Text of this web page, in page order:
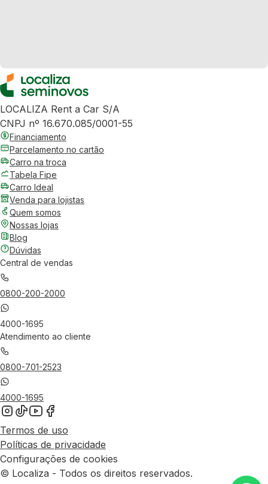
LOCALIZA Rent a Car S/A
CNPJ nº 16.670.085/0001-55
Financiamento
Parcelamento no cartão
Carro na troca
Tabela Fipe
Carro Ideal
Venda para lojistas
Quem somos
Nossas lojas
Blog
Dúvidas
Central de vendas
0800-200-2000
4000-1695
Atendimento ao cliente
0800-701-2523
4000-1695
Termos de uso
Políticas de privacidade
Configurações de cookies
© Localiza - Todos os direitos reservados.